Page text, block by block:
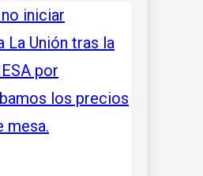
iniciar
La Unión tras la
por
los precios
mesa.